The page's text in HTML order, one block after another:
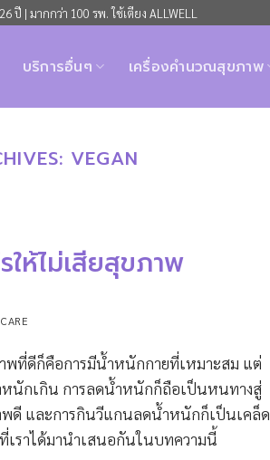
ปี | มากกว่า 100 รพ. ใช้เตียง ALLWELL
บริการอื่นๆ เครื่องคำนวณสุขภาพ
VEGAN
ห้ไม่เสียสุขภาพ
พที่ดีก็คือการมีน้ำหนักกายที่เหมาะสม แต่
นักเกิน การลดน้ำหนักก็ถือเป็นหนทางสู่
พดี และการกินวีแกนลดน้ำหนักก็เป็นเคล็ด
ราได้มานำเสนอกันในบทความนี้